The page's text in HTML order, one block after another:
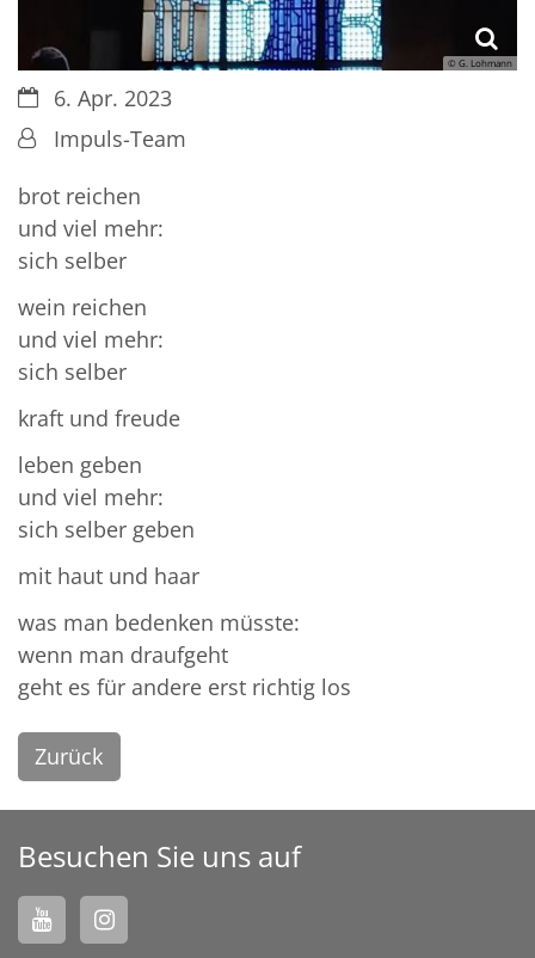
© G. Lohmann
Datum:6. Apr. 2023
Von:Impuls-Team
brot reichen
und viel mehr:
sich selber
wein reichen
und viel mehr:
sich selber
kraft und freude
leben geben
und viel mehr:
sich selber geben
mit haut und haar
was man bedenken müsste:
wenn man draufgeht
geht es für andere erst richtig los
Zurück
Besuchen Sie uns auf